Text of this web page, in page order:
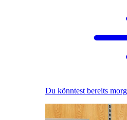
Du könntest bereits